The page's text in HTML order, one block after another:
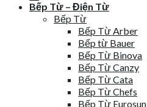
Bếp Từ – Điện Từ
Bếp Từ
Bếp Từ Arber
Bếp từ Bauer
Bếp Từ Binova
Bếp Từ Canzy
Bếp Từ Cata
Bếp Từ Chefs
Bếp Từ Eurosun